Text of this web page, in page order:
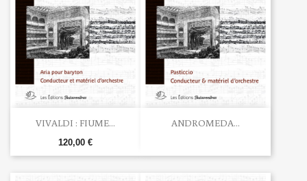
VIVALDI : FIUME...
120,00 €
ANDROMEDA...